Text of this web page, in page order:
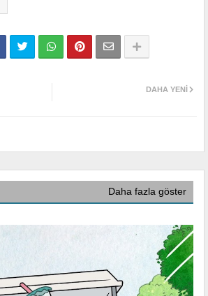
DAHA YENI
Daha fazla göster